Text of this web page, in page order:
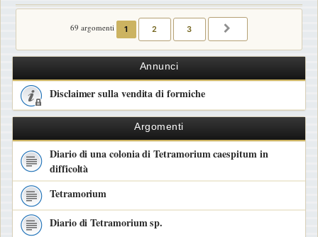
69 argomenti 1 2 3
Annunci
Disclaimer sulla vendita di formiche
Argomenti
Diario di una colonia di Tetramorium caespitum in
difficoltà
Tetramorium
Diario di Tetramorium sp.